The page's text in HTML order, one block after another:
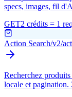
specs, images, fil
GET2 crédits = 1
Action Search/v2/
Recherchez
locale et pagination.